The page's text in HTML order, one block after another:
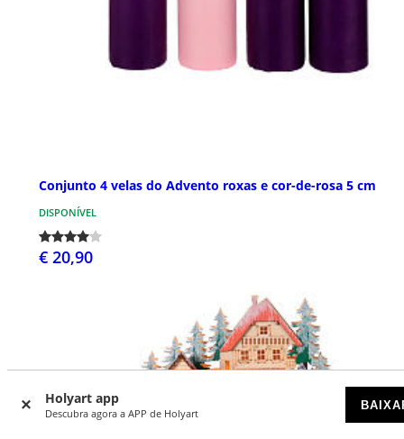
Holyart app
Descubra agora a APP de Holyart
Conjunto 4 velas do Advento roxas e cor-de-rosa 5 cm
DISPONÍVEL
€ 20,90